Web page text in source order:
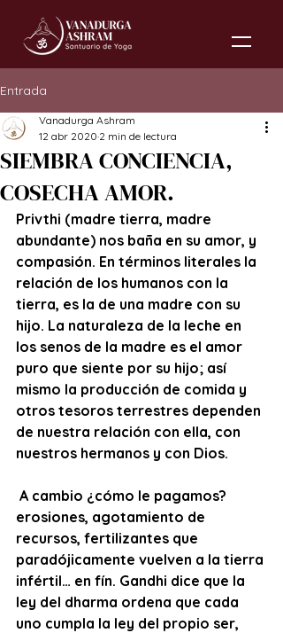
Entrada
SIEMBRA CONCIENCIA,
COSECHA AMOR.
Vanadurga Ashram
12 abr 2020 2 min de lectura
Privthi (madre tierra, madre
abundante) nos baña en su amor, y
compasión. En términos literales la
relación de los humanos con la
tierra, es la de una madre con su
hijo. La naturaleza de la leche en
los senos de la madre es el amor
puro que siente por su hijo; así
mismo la producción de comida y
otros tesoros terrestres dependen
de nuestra relación con ella, con
nuestros hermanos y con Dios.
erosiones, agotamiento de
recursos, fertilizantes que
paradójicamente vuelven a la tierra
infértil… en fín. Gandhi dice que la
ley del dharma ordena que cada
uno cumpla la ley del propio ser,